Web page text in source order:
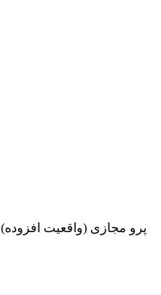
پرو مجازی (واقعیت افزوده)